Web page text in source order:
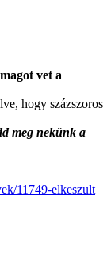
vet a
hogy százszoros
meg nekünk a
11749-elkeszult